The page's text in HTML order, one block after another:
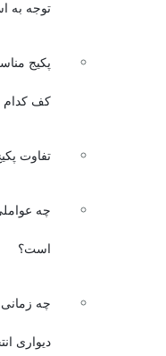
توجه به
پکیج
کف
تفاوت
چه
است؟
چه زمانی
دیواری